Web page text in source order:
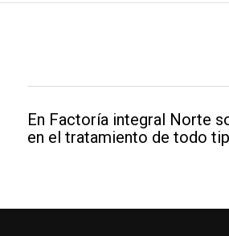
En Factoría integral Norte
en el tratamiento de todo